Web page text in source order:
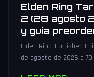
Elden Ring
2 (28 agosto
y guía
Elden Ring Tarnished
de agosto de 2026 a